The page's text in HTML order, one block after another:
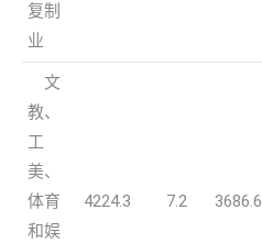
复制
业
文
教、
工
美、
体育
和娱
4224.3 7.2 3686.6